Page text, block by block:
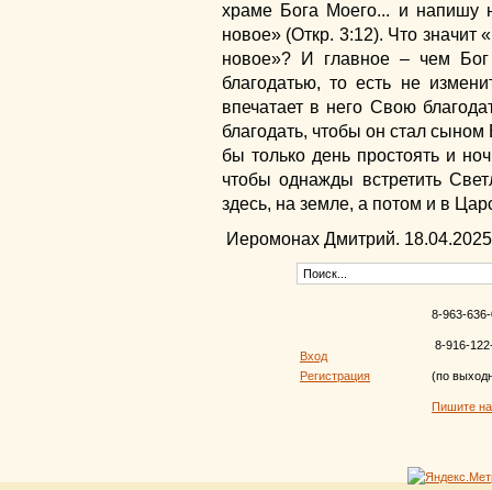
храме Бога Моего... и
новое» (Откр. 3:12). Что
новое»? И главное – чем
благодатью, то есть не
впечатает в него Свою
благодать, чтобы он стал
бы только день простоять и
чтобы однажды встретить
здесь, на земле, а потом и в
Иеромонах Дмитрий. 18.04.2025
Вход
Регистрация
8-963-
8-916-
(по
Пишите